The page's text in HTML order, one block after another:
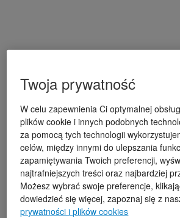
Twoja prywatność
W celu zapewnienia Ci optymalnej
plików cookie i innych podobnych
za pomocą tych technologii
celów, między innymi do ulepszania
zapamiętywania Twoich preferencji,
najtrafniejszych treści oraz najbardziej
Możesz wybrać swoje preferencje,
dowiedzieć się więcej, zapoznaj się z
prywatności i plików cookies